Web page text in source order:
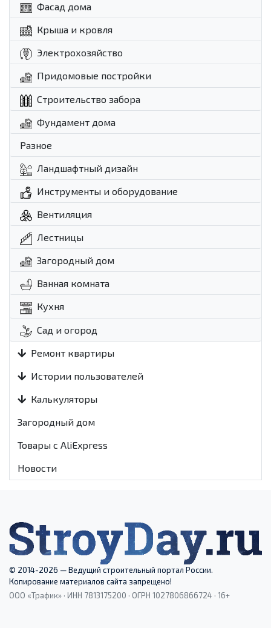
Фасад дома
Крыша и кровля
Электрохозяйство
Придомовые постройки
Строительство забора
Фундамент дома
Разное
Ландшафтный дизайн
Инструменты и оборудование
Вентиляция
Лестницы
Загородный дом
Ванная комната
Кухня
Сад и огород
Ремонт квартиры
Истории пользователей
Калькуляторы
Загородный дом
Товары с AliExpress
Новости
© 2014-2026 — Ведущий строительный портал России.
Копирование материалов сайта запрещено!
ООО «Трафик» · ИНН 7813175200 · ОГРН 1027806866724 · 16+